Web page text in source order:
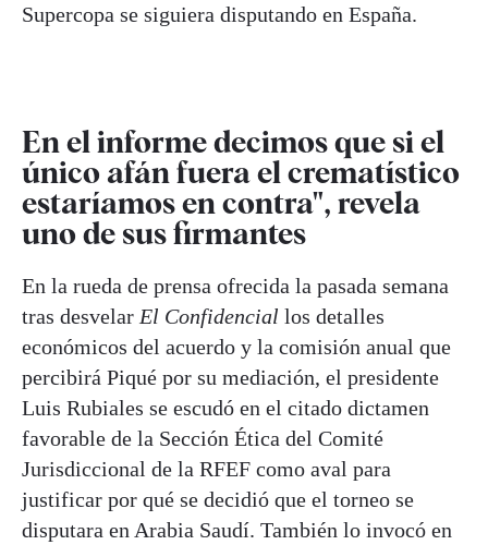
Supercopa se siguiera disputando en España.
En el informe decimos que si el
único afán fuera el crematístico
estaríamos en contra", revela
uno de sus firmantes
En la rueda de prensa ofrecida la pasada semana
tras desvelar El Confidencial los detalles
económicos del acuerdo y la comisión anual que
percibirá Piqué por su mediación, el presidente
Luis Rubiales se escudó en el citado dictamen
favorable de la Sección Ética del Comité
Jurisdiccional de la RFEF como aval para
justificar por qué se decidió que el torneo se
disputara en Arabia Saudí. También lo invocó en